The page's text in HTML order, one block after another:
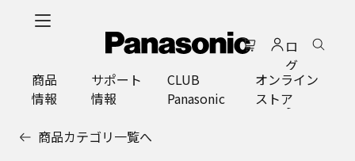
ロ
グ
イ
ン
商品
情報
サポート
情報
CLUB
Panasonic
オンライン
ストア
商品カテゴリ一覧へ